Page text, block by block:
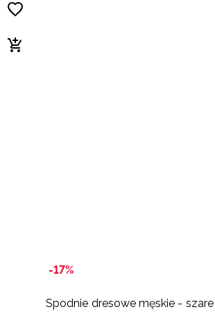
-17%
Spodnie dresowe męskie - szare